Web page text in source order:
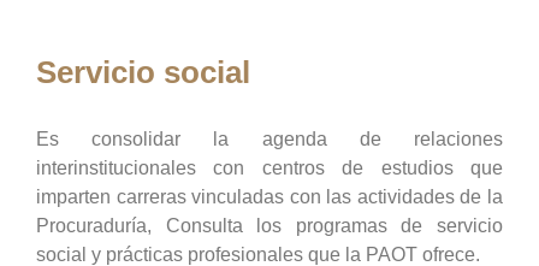
Servicio social
Es consolidar la agenda de relaciones
interinstitucionales con centros de estudios que
imparten carreras vinculadas con las actividades de la
Procuraduría, Consulta los programas de servicio
social y prácticas profesionales que la PAOT ofrece.